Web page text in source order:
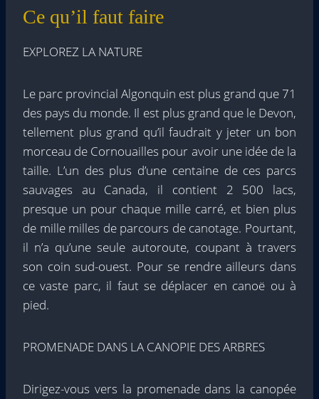
Ce qu’il faut faire
EXPLOREZ LA NATURE
Le parc provincial Algonquin est plus grand que 71
des pays du monde. Il est plus grand que le Devon,
tellement plus grand qu’il faudrait y jeter un bon
morceau de Cornouailles pour avoir une idée de la
taille. L’un des plus d’une centaine de ces parcs
sauvages au Canada, il contient 2 500 lacs,
presque un pour chaque mille carré, et bien plus
de mille milles de parcours de canotage. Pourtant,
il n’a qu’une seule autoroute, coupant à travers
son coin sud-ouest. Pour se rendre ailleurs dans
ce vaste parc, il faut se déplacer en canoë ou à
pied.
PROMENADE DANS LA CANOPIE DES ARBRES
Dirigez-vous vers la promenade dans la canopée